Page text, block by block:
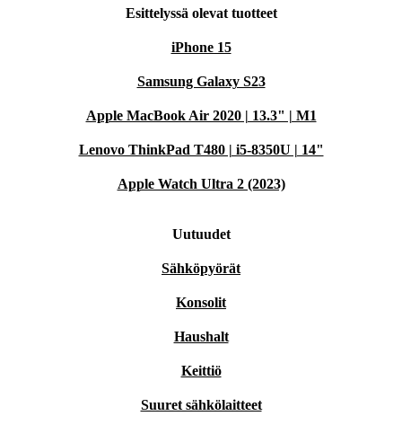
Esittelyssä olevat tuotteet
iPhone 15
Samsung Galaxy S23
Apple MacBook Air 2020 | 13.3" | M1
Lenovo ThinkPad T480 | i5-8350U | 14"
Apple Watch Ultra 2 (2023)
Uutuudet
Sähköpyörät
Konsolit
Haushalt
Keittiö
Suuret sähkölaitteet